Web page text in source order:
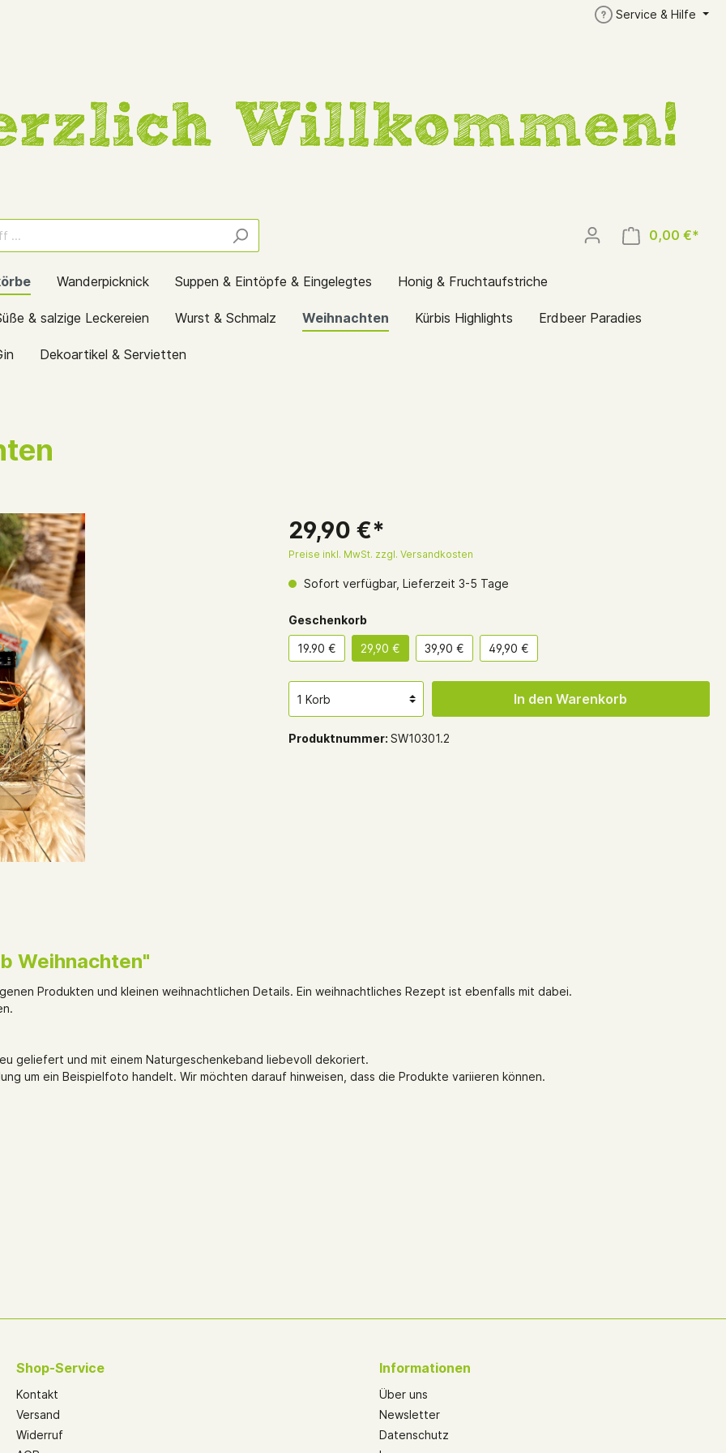
Service & Hilfe
0,00 €*
Wanderpicknick Suppen & Eintöpfe & Eingelegtes Honig & Fruchtaufstriche
& salzige Leckereien Wurst & Schmalz Weihnachten Kürbis Highlights Erdbeer Paradies
Dekoartikel & Servietten
29,90 €*
Preise inkl. MwSt. zzgl. Versandkosten
Sofort verfügbar, Lieferzeit 3-5 Tage
Geschenkorb
19.90 € 29,90 € 39,90 € 49,90 €
In den Warenkorb
Produktnummer: SW10301.2
Weihnachten"
Produkten und kleinen weihnachtlichen Details. Ein weihnachtliches Rezept ist ebenfalls mit dabei.
geliefert und mit einem Naturgeschenkeband liebevoll dekoriert.
um ein Beispielfoto handelt. Wir möchten darauf hinweisen, dass die Produkte variieren können.
Shop-Service
Kontakt
Versand
Widerruf
Informationen
Über uns
Newsletter
Datenschutz